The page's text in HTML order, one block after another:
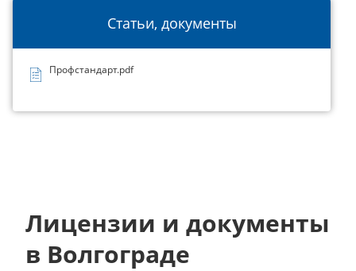
Статьи, документы
Профстандарт.pdf
Лицензии и документы
в Волгограде